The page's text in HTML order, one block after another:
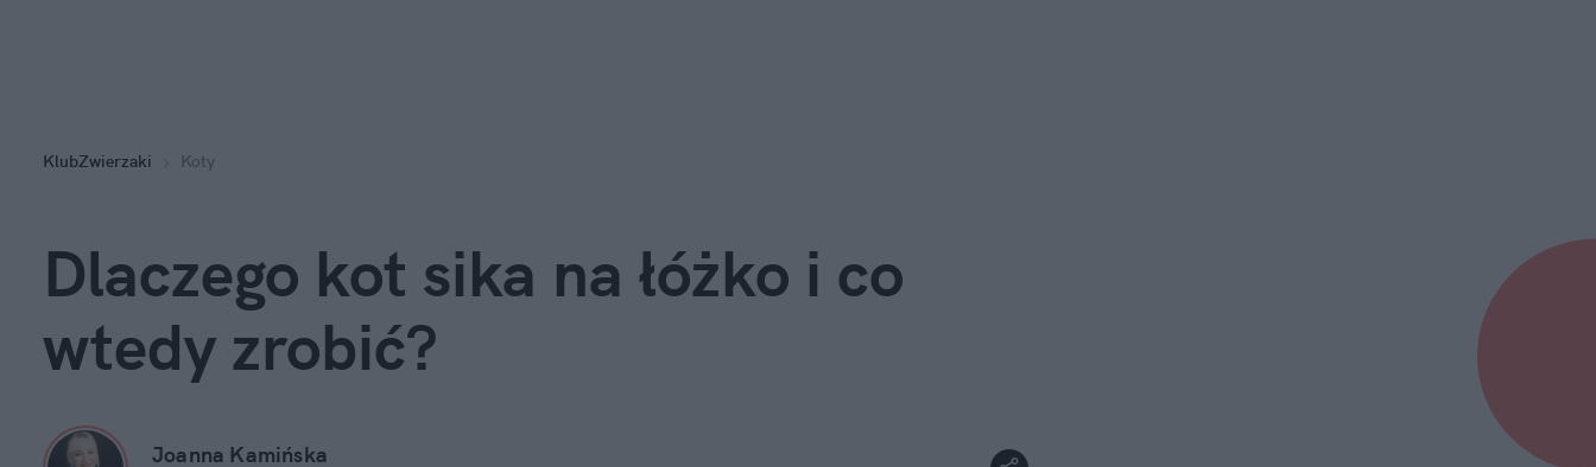
KlubZwierzaki Koty
Dlaczego kot sika na łóżko i co
wtedy zrobić?
Joanna Kamińska